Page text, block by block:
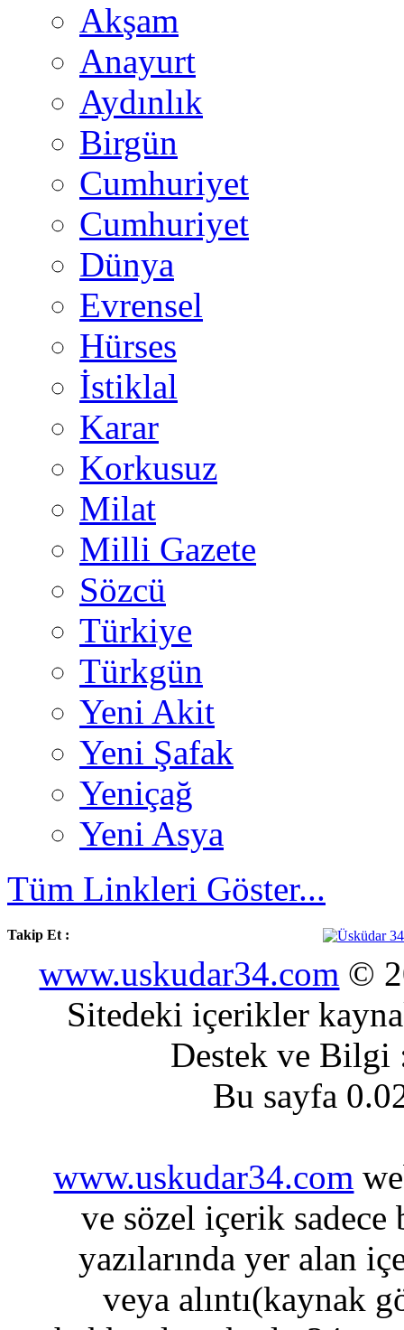
Akşam
Anayurt
Aydınlık
Birgün
Cumhuriyet
Cumhuriyet
Dünya
Evrensel
Hürses
İstiklal
Karar
Korkusuz
Milat
Milli Gazete
Sözcü
Türkiye
Türkgün
Yeni Akit
Yeni Şafak
Yeniçağ
Yeni Asya
Tüm Linkleri Göster...
Takip Et :
www.uskudar34.com ©
Sitedeki içerikler
Destek ve
Bu sayfa
www.uskudar34.com
ve sözel içerik sadece
yazılarında yer alan
veya alıntı(kaynak